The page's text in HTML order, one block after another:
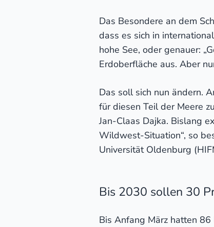
Das Besondere an dem
dass es sich in
hohe See, oder genauer:
Erdoberfläche aus. Aber
Das soll sich nun ändern.
für diesen Teil der Meere
Jan-Claas Dajka. Bislang
Wildwest-Situation“, so
Universität Oldenburg
Bis 2030 sollen 30
Bis Anfang März hatten